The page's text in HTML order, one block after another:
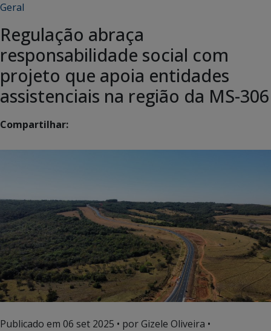
Geral
Regulação abraça
responsabilidade social com
projeto que apoia entidades
assistenciais na região da MS-306
Compartilhar:
Publicado em 06 set 2025 • por Gizele Oliveira •